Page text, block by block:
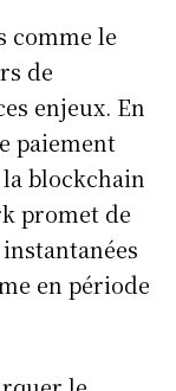
comme le
de
enjeux. En
paiement
blockchain
promet de
en période